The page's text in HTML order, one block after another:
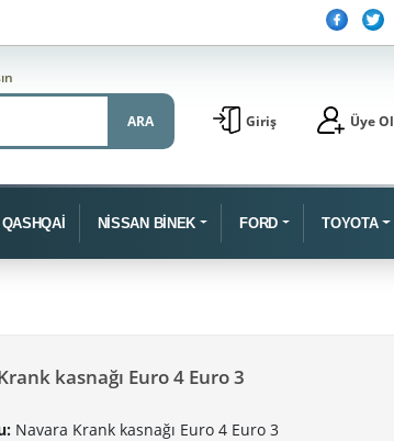
ARA Giriş Üye Ol
NİSSAN BİNEK FORD TOYOTA
kasnağı Euro 4 Euro 3
Navara Krank kasnağı Euro 4 Euro 3